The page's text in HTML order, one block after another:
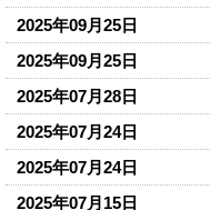
2025年09月25日
2025年09月25日
2025年07月28日
2025年07月24日
2025年07月24日
2025年07月15日